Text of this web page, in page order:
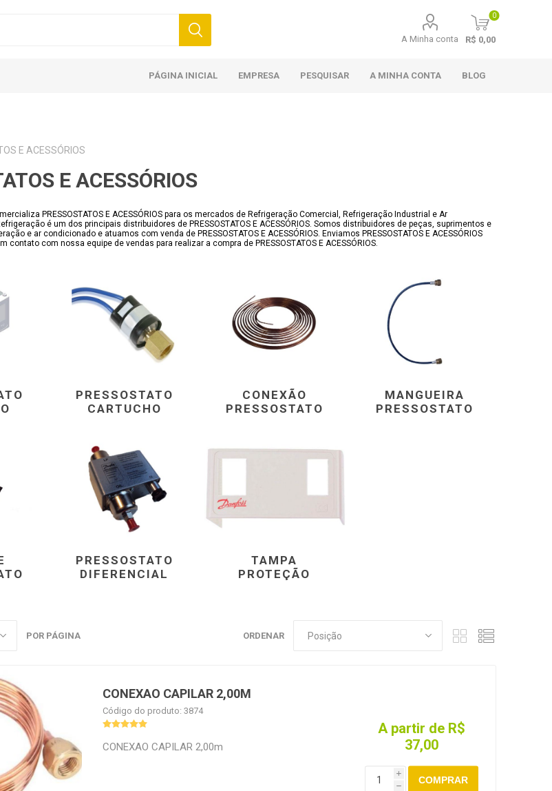
A Minha conta
0
R$ 0,00
PÁGINA INICIAL EMPRESA PESQUISAR A MINHA CONTA BLOG
E ACESSÓRIOS
E ACESSÓRIOS
PRESSOSTATOS E ACESSÓRIOS para os mercados de Refrigeração Comercial, Refrigeração Industrial e Ar
é um dos principais distribuidores de PRESSOSTATOS E ACESSÓRIOS. Somos distribuidores de peças, suprimentos e
e ar condicionado e atuamos com venda de PRESSOSTATOS E ACESSÓRIOS. Enviamos PRESSOSTATOS E ACESSÓRIOS
contato com nossa equipe de vendas para realizar a compra de PRESSOSTATOS E ACESSÓRIOS.
PRESSOSTATO
CARTUCHO
CONEXÃO
PRESSOSTATO
MANGUEIRA
PRESSOSTATO
PRESSOSTATO
DIFERENCIAL
TAMPA
PROTEÇÃO
ORDENAR
POR PÁGINA
CONEXAO CAPILAR 2,00M
Código do produto: 3874
CONEXAO CAPILAR 2,00m
A partir de R$
37,00
i
h
COMPRAR